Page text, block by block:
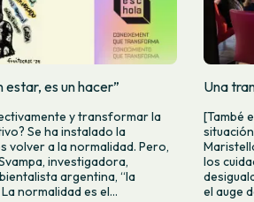
estar, es un hacer”
y transformar la
Se ha instalado la
volver a la normalidad. Pero,
investigadora,
argentina, “la
normalidad es el...
Una
[També
los
el auge